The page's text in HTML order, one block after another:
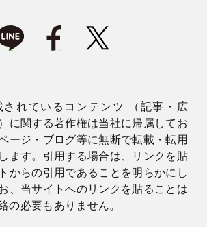
されているコンテンツ （記事・広
に関する著作権は当社に帰属してお
ージ・ブログ等に無断で転載・転用
ます。引用する場合は、リンクを貼
からの引用であることを明らかにし
、当サイトへのリンクを貼ることは
の必要もありません。